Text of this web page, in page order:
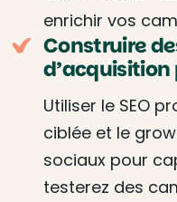
enrichir vos
Construire
Utiliser le SEO
ciblée et le
sociaux pour
testerez des